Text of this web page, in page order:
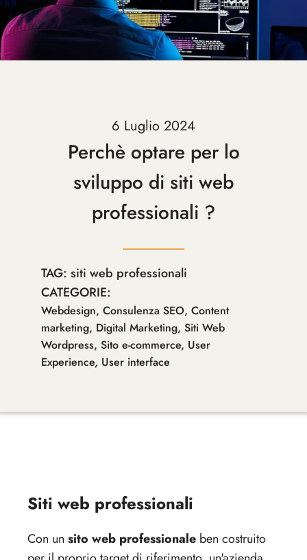
6 Luglio 2024
Perchè optare per lo
sviluppo di siti web
professionali ?
TAG: siti web professionali
CATEGORIE:
Webdesign, Consulenza SEO, Content
marketing, Digital Marketing, Siti Web
Wordpress, Sito e-commerce, User
Experience, User interface
Siti web professionali
Con un sito web professionale ben costruito